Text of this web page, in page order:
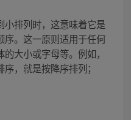
小排列时，这意味着它是
序。这一原则适用于任何
大小或字母等。例如，
，就是按降序排列；